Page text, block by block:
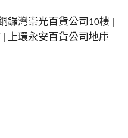
鑼灣崇光百貨公司10樓 ǀ
上環永安百貨公司地庫